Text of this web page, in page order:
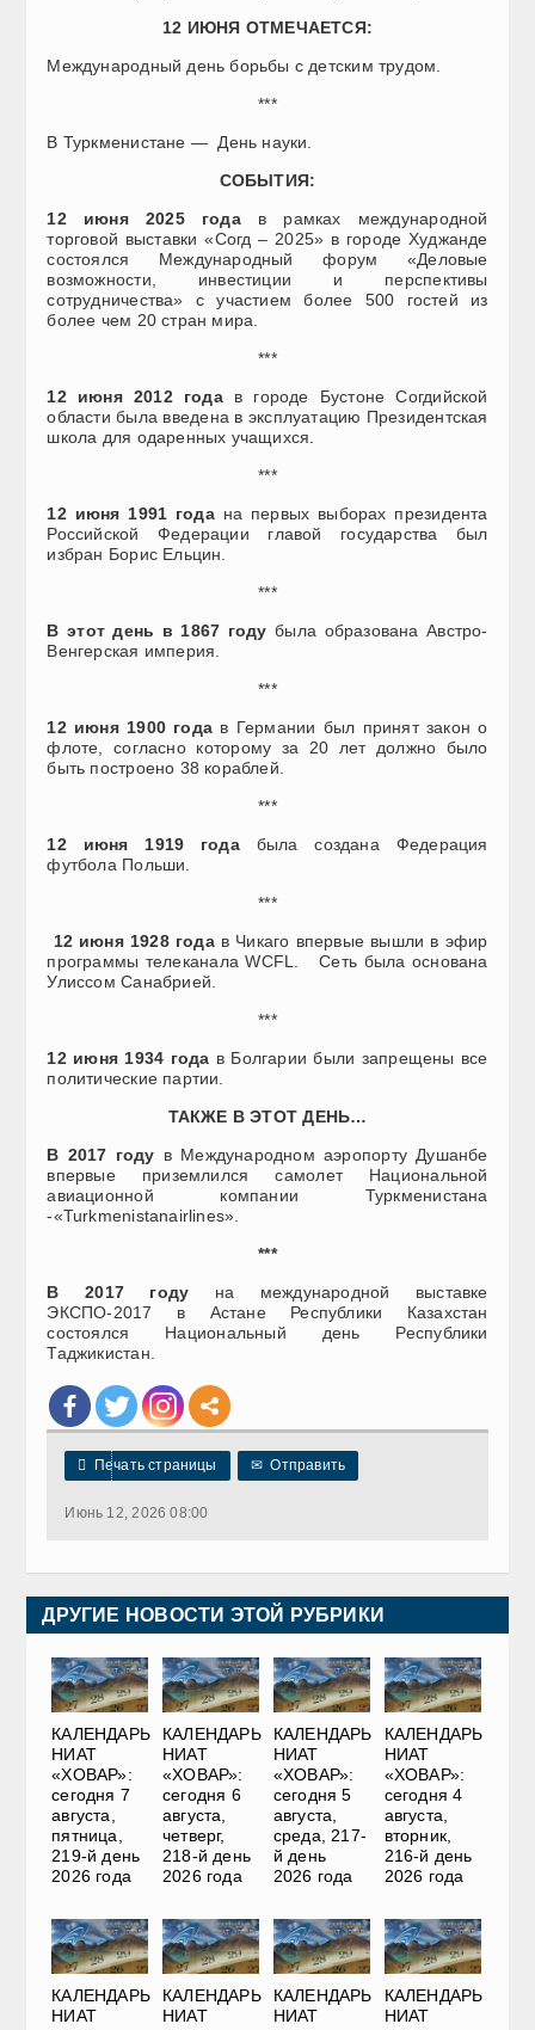
12 ИЮНЯ ОТМЕЧАЕТСЯ:
Международный день борьбы с детским трудом.
***
В Туркменистане — День науки.
СОБЫТИЯ:
12 июня 2025 года в рамках международной
торговой выставки «Согд – 2025» в городе Худжанде
состоялся Международный форум «Деловые
возможности, инвестиции и перспективы
сотрудничества» с участием более 500 гостей из
более чем 20 стран мира.
***
12 июня 2012 годав городе Бустоне Согдийской
области была введена в эксплуатацию Президентская
школа для одаренных учащихся.
***
12 июня 1991 годана первых выборах президента
Российской Федерации главой государства был
избран Борис Ельцин.
***
В этот день в 1867 году была образована Австро-
Венгерская империя.
***
12 июня 1900 года в Германии был принят закон о
флоте, согласно которому за 20 лет должно было
быть построено 38 кораблей.
***
12 июня 1919 годабыла создана Федерация
футбола Польши.
***
12 июня 1928 годав Чикаго впервые вышли в эфир
программы телеканала WCFL. Сеть была основана
Улиссом Санабрией.
***
12 июня 1934 года в Болгарии были запрещены все
политические партии.
ТАКЖЕ В ЭТОТ ДЕНЬ…
В 2017 году в Международном аэропорту Душанбе
впервые приземлился самолет Национальной
авиационной компании Туркменистана
-«Turkmenistanairlines».
***
В 2017 году на международной выставке
ЭКСПО-2017 в Астане Республики Казахстан
состоялся Национальный день Республики
Таджикистан.
 Печать страницы ✉ Отправить
Июнь 12, 2026 08:00
ДРУГИЕ НОВОСТИ ЭТОЙ РУБРИКИ
КАЛЕНДАРЬ
НИАТ
«ХОВАР»:
сегодня 7
августа,
пятница,
219-й день
2026 года
КАЛЕНДАРЬ
НИАТ
«ХОВАР»:
сегодня 6
августа,
четверг,
218-й день
2026 года
КАЛЕНДАРЬ
НИАТ
«ХОВАР»:
сегодня 5
августа,
среда, 217-
й день
2026 года
КАЛЕНДАРЬ
НИАТ
«ХОВАР»:
сегодня 4
августа,
вторник,
216-й день
2026 года
КАЛЕНДАРЬ
НИАТ
КАЛЕНДАРЬ
НИАТ
КАЛЕНДАРЬ
НИАТ
КАЛЕНДАРЬ
НИАТ